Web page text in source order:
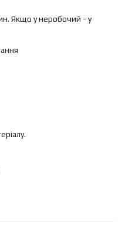
Якщо у неробочий - у